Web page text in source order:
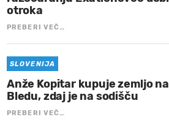
otroka
PREBERI VEČ…
SLOVENIJA
Anže Kopitar kupuje zemljo na
Bledu, zdaj je na sodišču
PREBERI VEČ…